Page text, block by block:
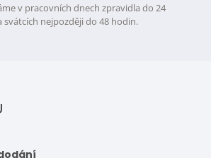
v pracovních dnech zpravidla do 24
svátcích nejpozději do 48 hodin.